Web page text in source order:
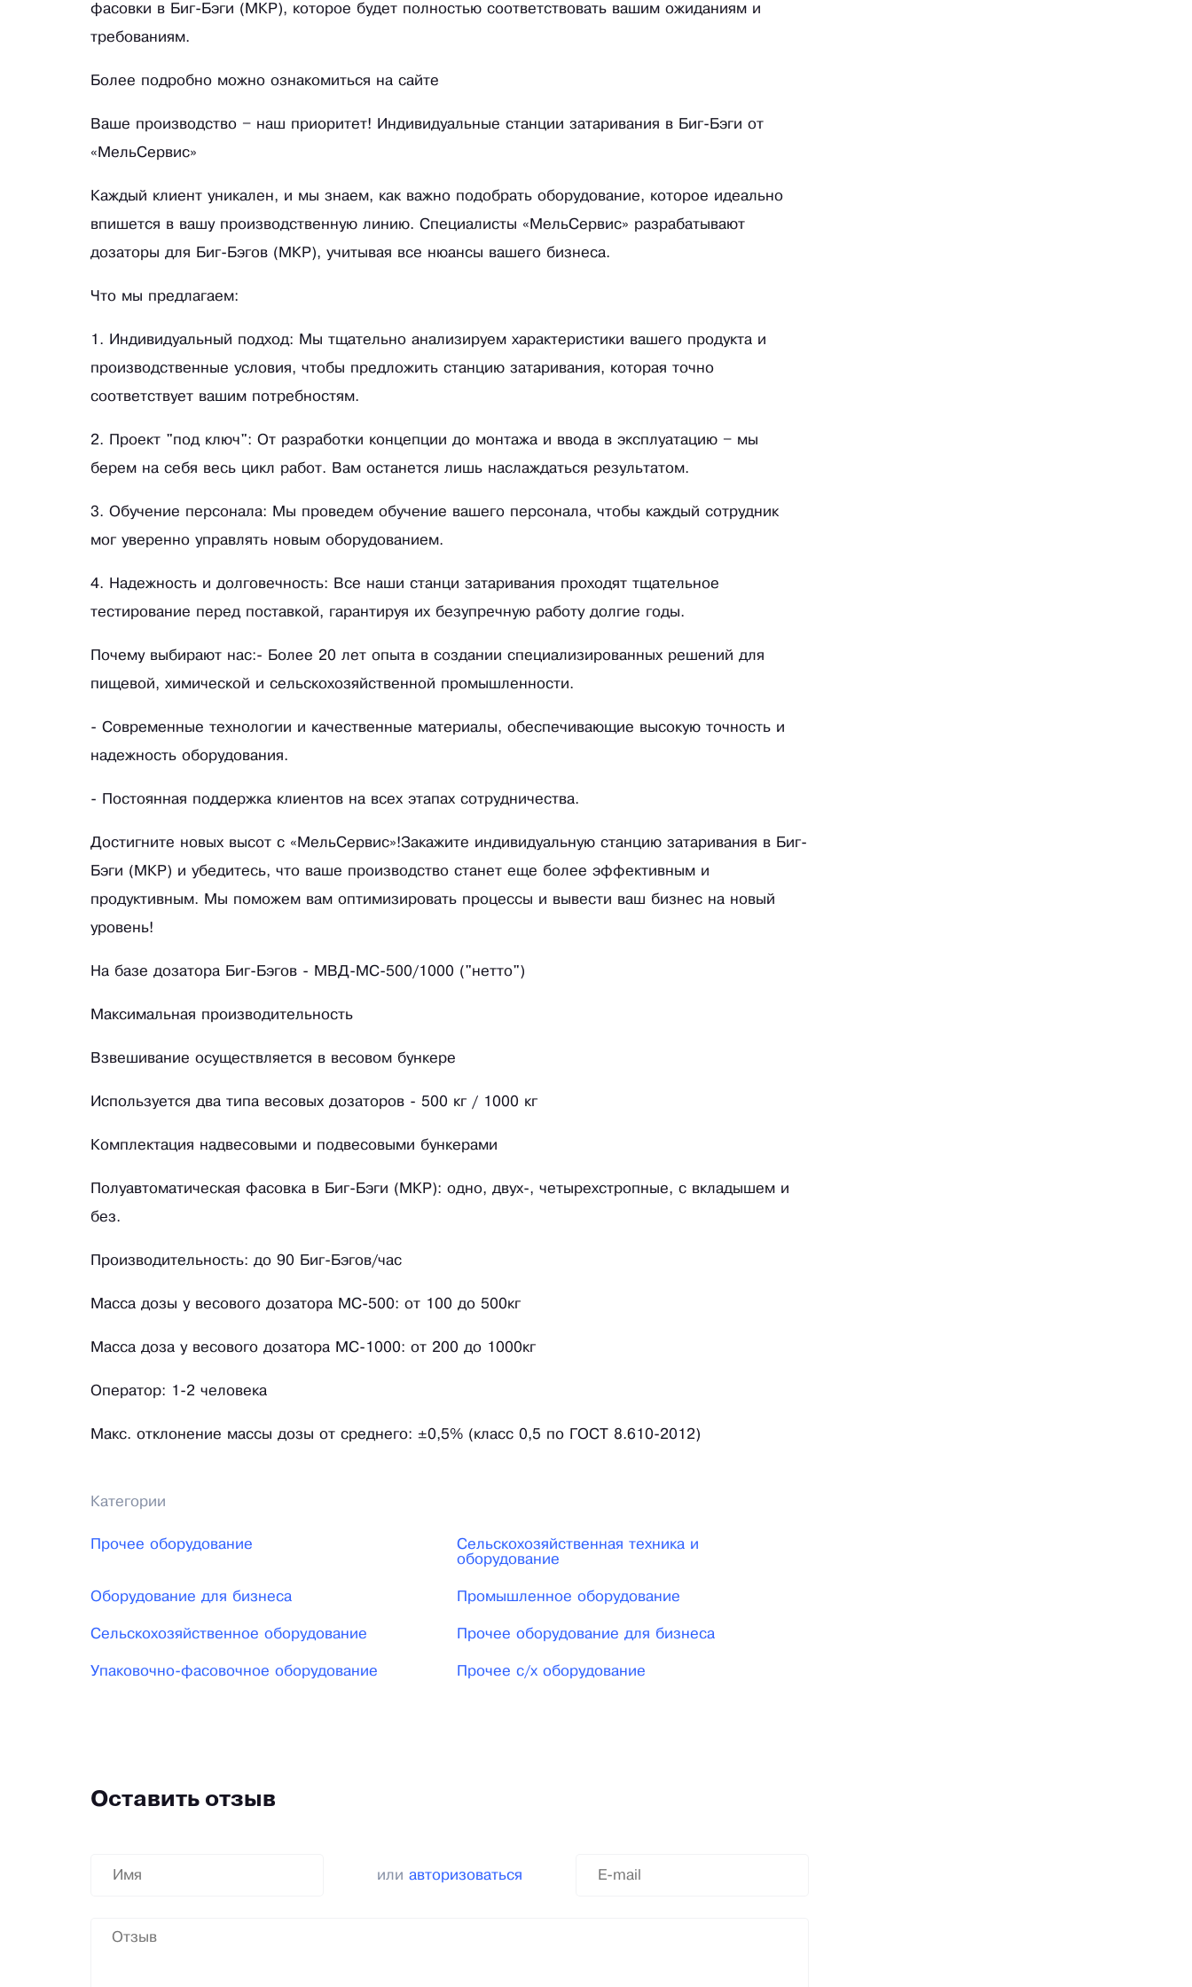
фасовки в Биг-Бэги (МКР), которое будет полностью соответствовать вашим ожиданиям и
требованиям.
Более подробно можно ознакомиться на сайте
Ваше производство – наш приоритет! Индивидуальные станции затаривания в Биг-Бэги от
«МельСервис»
Каждый клиент уникален, и мы знаем, как важно подобрать оборудование, которое идеально
впишется в вашу производственную линию. Специалисты «МельСервис» разрабатывают
дозаторы для Биг-Бэгов (МКР), учитывая все нюансы вашего бизнеса.
Что мы предлагаем:
1. Индивидуальный подход: Мы тщательно анализируем характеристики вашего продукта и
производственные условия, чтобы предложить станцию затаривания, которая точно
соответствует вашим потребностям.
2. Проект "под ключ": От разработки концепции до монтажа и ввода в эксплуатацию – мы
берем на себя весь цикл работ. Вам останется лишь наслаждаться результатом.
3. Обучение персонала: Мы проведем обучение вашего персонала, чтобы каждый сотрудник
мог уверенно управлять новым оборудованием.
4. Надежность и долговечность: Все наши станци затаривания проходят тщательное
тестирование перед поставкой, гарантируя их безупречную работу долгие годы.
Почему выбирают нас:- Более 20 лет опыта в создании специализированных решений для
пищевой, химической и сельскохозяйственной промышленности.
- Современные технологии и качественные материалы, обеспечивающие высокую точность и
надежность оборудования.
- Постоянная поддержка клиентов на всех этапах сотрудничества.
Достигните новых высот с «МельСервис»!Закажите индивидуальную станцию затаривания в Биг-
Бэги (МКР) и убедитесь, что ваше производство станет еще более эффективным и
продуктивным. Мы поможем вам оптимизировать процессы и вывести ваш бизнес на новый
уровень!
На базе дозатора Биг-Бэгов - МВД-МС-500/1000 ("нетто")
Максимальная производительность
Взвешивание осуществляется в весовом бункере
Используется два типа весовых дозаторов - 500 кг / 1000 кг
Комплектация надвесовыми и подвесовыми бункерами
Полуавтоматическая фасовка в Биг-Бэги (МКР): одно, двух-, четырехстропные, с вкладышем и
без.
Производительность: до 90 Биг-Бэгов/час
Масса дозы у весового дозатора МС-500: от 100 до 500кг
Масса доза у весового дозатора МС-1000: от 200 до 1000кг
Оператор: 1-2 человека
Макс. отклонение массы дозы от среднего: ±0,5% (класс 0,5 по ГОСТ 8.610-2012)
Категории
Прочее оборудование
Сельскохозяйственная техника и
оборудование
Оборудование для бизнеса Промышленное оборудование
Сельскохозяйственное оборудование Прочее оборудование для бизнеса
Упаковочно-фасовочное оборудование Прочее с/х оборудование
Оставить отзыв
или авторизоваться